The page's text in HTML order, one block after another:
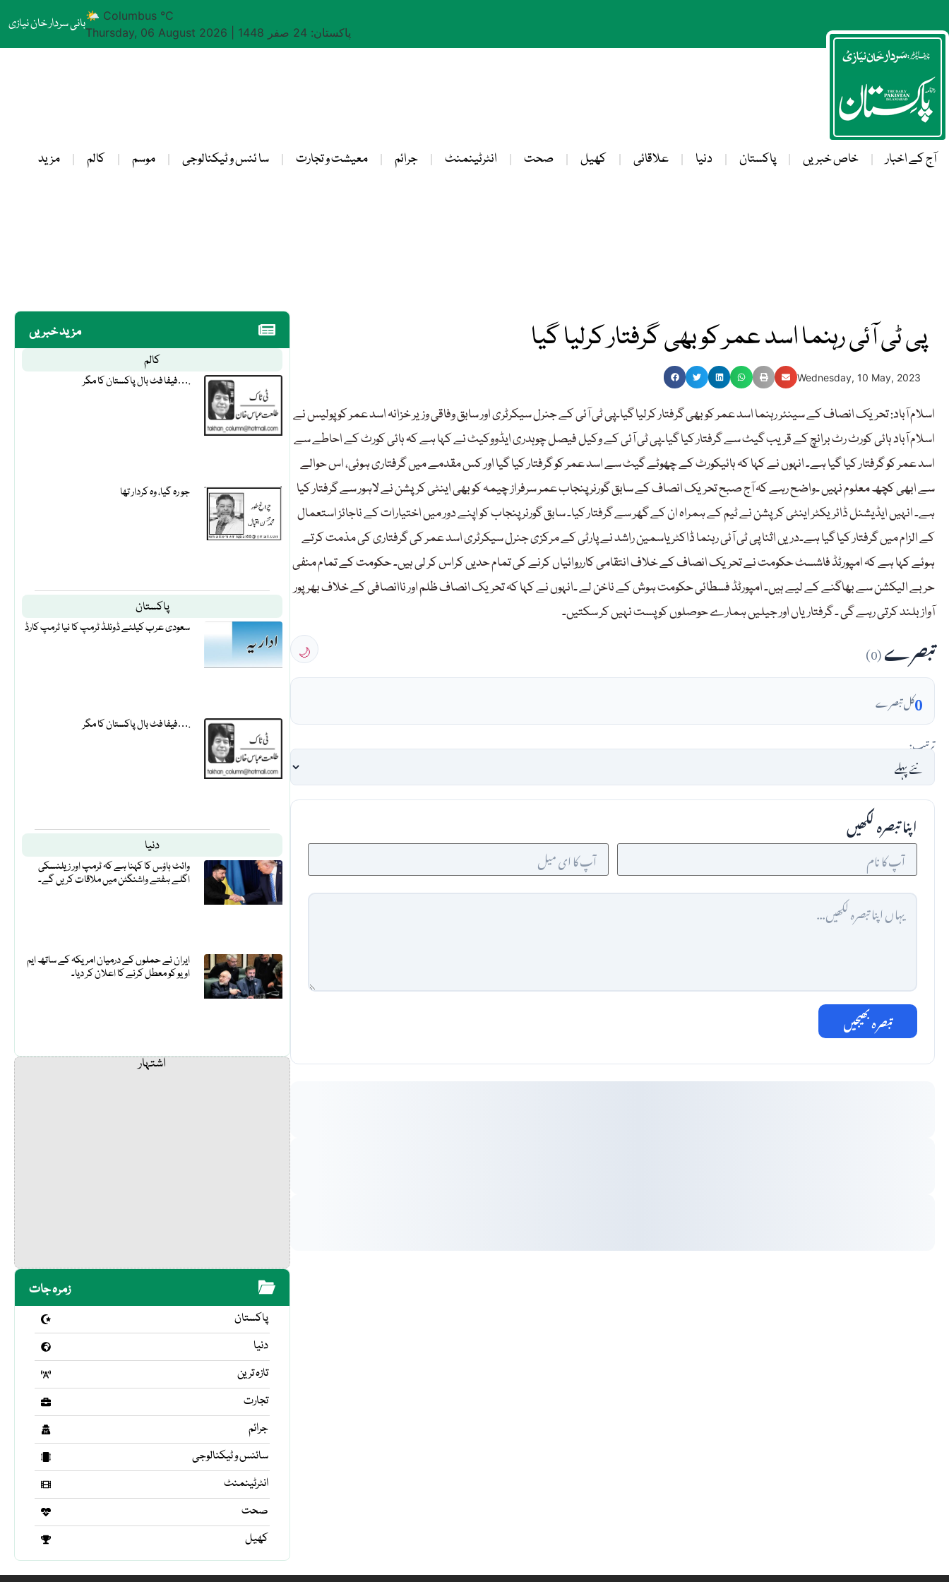
بانی سردار خان نیازی🌤 Columbus °C
Thursday, 06 August 2026
پاکستان: 24 صفر 1448
آج کے اخبار خاص خبریں پاکستان دنیا علاقائی کھیل صحت انٹرٹینمنٹ جرائم معیشت و تجارت سا ئنس و ٹیکنالوجی موسم کالم مزید
مزید خبریں
کالم
فیفا فٹ بال پاکستان کا مگر….
جو رہ گیا، وہ کردار تھا
پاکستان
سعودی عرب کیلئے ڈونلڈ ٹرمپ کا نیا ٹرمپ کارڈ
فیفا فٹ بال پاکستان کا مگر….
دنیا
وائٹ ہاؤس کا کہنا ہے کہ ٹرمپ اور زیلنسکی
اگلے ہفتے واشنگٹن میں ملاقات کریں گے۔
ایران نے حملوں کے درمیان امریکہ کے ساتھ ایم
او یو کو معطل کرنے کا اعلان کر دیا۔
اشتہار
زمرہ جات
پاکستان
دنیا
تازہ ترین
تجارت
جرائم
سائنس و ٹیکنالوجی
انٹرٹینمنٹ
صحت
کھیل
پی ٹی آئی رہنما اسد عمر کو بھی گرفتار کرلیا گیا
Wednesday, 10 May, 2023
اسلام آباد: تحریک انصاف کے سینئر رہنما اسد عمر کو بھی گرفتار کرلیا گیا۔پی ٹی آئی کے جنرل سیکرٹری اور سابق وفاقی وزیر خزانہ اسد عمر کو پولیس نے
اسلام آباد ہائی کورٹ رٹ برانچ کے قریب گیٹ سے گرفتار کیا گیا۔پی ٹی آئی کے وکیل فیصل چوہدری ایڈووکیٹ نے کہا ہے کہ ہائی کورٹ کے احاطے سے
اسد عمر کو گرفتار کیا گیا ہے۔ انہوں نے کہا کہ ہائیکورٹ کے چھوٹے گیٹ سے اسد عمر کو گرفتار کیا گیا اور کس مقدمے میں گرفتاری ہوئی، اس حوالے
سے ابھی کچھ معلوم نہیں ۔واضح رہے کہ آج صبح تحریک انصاف کے سابق گورنر پنجاب عمر سرفراز چیمہ کو بھی اینٹی کرپشن نے لاہور سے گرفتار کیا
ہے۔ انہیں ایڈیشنل ڈائریکٹر اینٹی کرپشن نے ٹیم کے ہمراہ ان کے گھر سے گرفتار کیا۔ سابق گورنر پنجاب کو اپنے دور میں اختیارات کے ناجائز استعمال
کے الزام میں گرفتار کیا گیا ہے۔دریں اثنا پی ٹی آئی رہنما ڈاکٹر یاسمین راشد نے پارٹی کے مرکزی جنرل سیکرٹری اسد عمر کی گرفتاری کی مذمت کرتے
ہوئے کہا ہے کہ امپورٹڈ فاشسٹ حکومت نے تحریک انصاف کے خلاف انتقامی کارروائیاں کرنے کی تمام حدیں کراس کر لی ہیں۔ حکومت کے تمام منفی
حربے الیکشن سے بھاگنے کے لیے ہیں۔ امپورٹڈ فسطائی حکومت ہوش کے ناخن لے ۔انہوں نے کہا کہ تحریک انصاف ظلم اور ناانصافی کے خلاف بھرپور
آواز بلند کرتی رہے گی ۔ گرفتاریاں اور جیلیں ہمارے حوصلوں کو پست نہیں کر سکتیں۔
تبصرے(0)
🌙
0کل تبصرے
ترتیب:
اپنا تبصرہ لکھیں
تبصرہ بھیجیں